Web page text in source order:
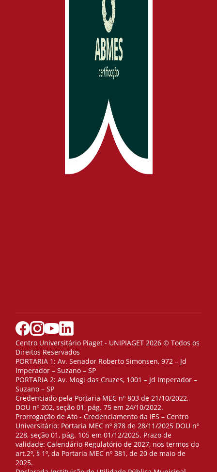
Centro Universitário Piaget - UNIPIAGET 2026 © Todos os
Direitos Reservados
PORTARIA 1: Av. Senador Roberto Simonsen, 972 – Jd
Imperador – Suzano – SP
PORTARIA 2: Av. Mogi das Cruzes, 1001 – Jd Imperador –
Suzano – SP
Credenciado pela Portaria MEC nº 803 de 21/10/2022,
DOU nº 202, seção 01, pág. 75 em 24/10/2022.
Prorrogação de Ato - Credenciamento da IES – Centro
Universitário: Portaria MEC nº 878 de 28/11/2025 DOU nº
228, seção 01, pág. 105 em 01/12/2025. Prazo de
validade: Calendário Regulatório de 2027, nos termos do
art.2º, § 1º, da Portaria MEC nº 381, de 20 de maio de
2025.